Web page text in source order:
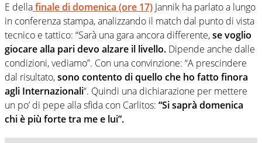
E dellafinale di domenica (ore 17) Jannik ha parlato a lungo
in conferenza stampa, analizzando il match dal punto di vista
tecnico e tattico: “Sarà una gara ancora differente,se voglio
giocare alla pari devo alzare il livello. Dipende anche dalle
condizioni, vediamo”. Con una convinzione: “A prescindere
dal risultato,sono contento di quello che ho fatto finora
agli Internazionali“. Quindi una dichiarazione per mettere
un po’ di pepe alla sfida con Carlitos: “Si saprà domenica
chi è più forte tra me e lui”.